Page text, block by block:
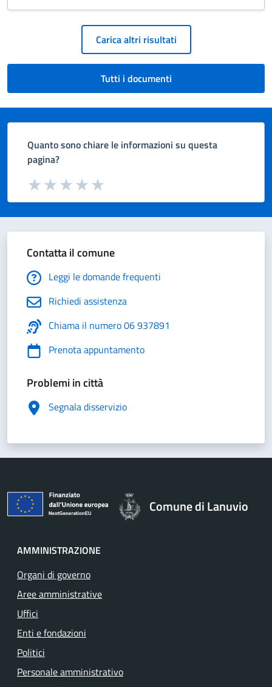
Paginazione Carica altri risultati
Tutti i documenti
Quanto sono chiare le informazioni su questa
pagina?
Valuta da 1 a 5 stelle la pagina
Valuta 5 stelle su 5
Valuta 4 stelle su 5
Valuta 3 stelle su 5
Valuta 2 stelle su 5
Valuta 1 stelle su 5
Contatta il comune
Leggi le domande frequenti
Richiedi assistenza
Chiama il numero 06 937891
Prenota appuntamento
Problemi in città
Segnala disservizio
Comune di Lanuvio
AMMINISTRAZIONE
Organi di governo
Aree amministrative
Uffici
Enti e fondazioni
Politici
Personale amministrativo